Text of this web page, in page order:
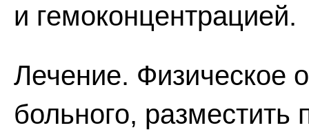
и гемоконцентрацией.
Лечение. Физическое
больного,